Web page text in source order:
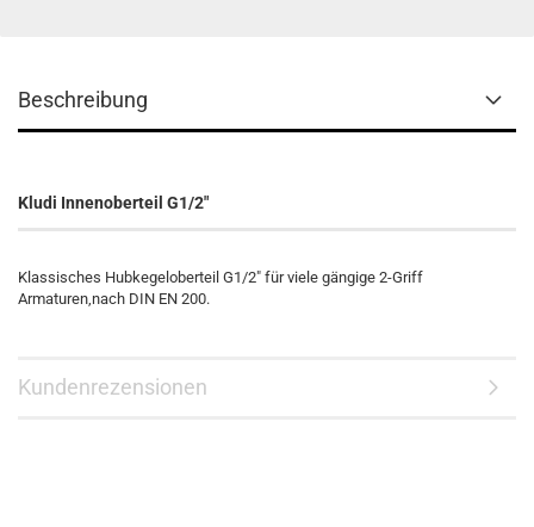
Beschreibung
Kludi Innenoberteil G1/2"
Klassisches Hubkegeloberteil G1/2" für viele gängige 2-Griff
Armaturen,nach DIN EN 200.
Kundenrezensionen